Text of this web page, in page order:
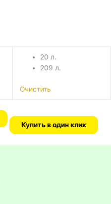
20 л.
209 л.
Очистить
Купить в один клик